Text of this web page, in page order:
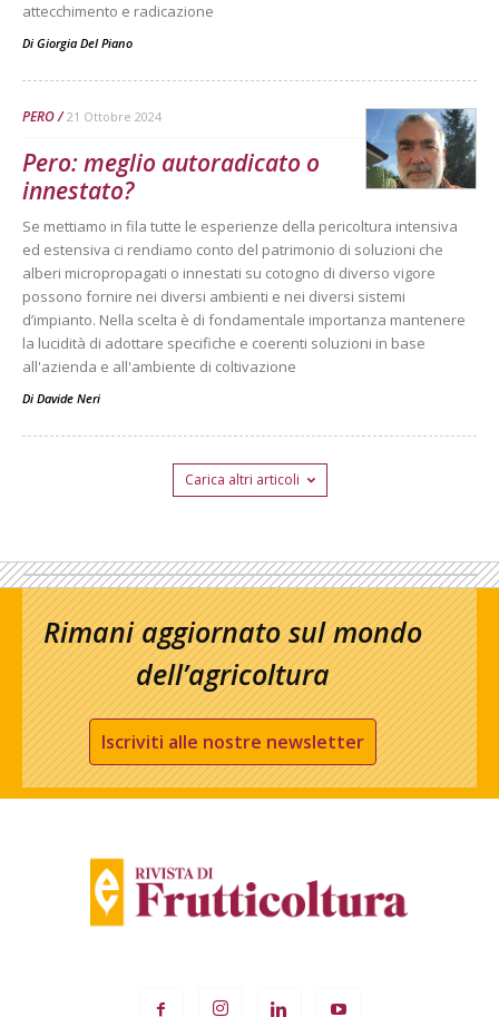
attecchimento e radicazione
Di Giorgia Del Piano
PERO 21 Ottobre 2024
Pero: meglio autoradicato o
innestato?
Se mettiamo in fila tutte le esperienze della pericoltura intensiva
ed estensiva ci rendiamo conto del patrimonio di soluzioni che
alberi micropropagati o innestati su cotogno di diverso vigore
possono fornire nei diversi ambienti e nei diversi sistemi
d’impianto. Nella scelta è di fondamentale importanza mantenere
la lucidità di adottare specifiche e coerenti soluzioni in base
all'azienda e all'ambiente di coltivazione
Di Davide Neri
Carica altri articoli
Rimani aggiornato sul mondo
dell’agricoltura
Iscriviti alle nostre newsletter